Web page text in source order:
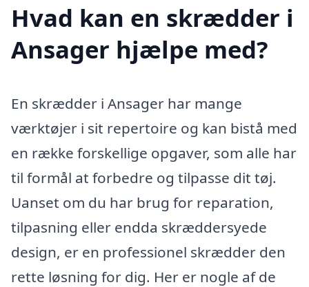
Hvad kan en skrædder i
Ansager hjælpe med?
En skrædder i Ansager har mange
værktøjer i sit repertoire og kan bistå med
en række forskellige opgaver, som alle har
til formål at forbedre og tilpasse dit tøj.
Uanset om du har brug for reparation,
tilpasning eller endda skræddersyede
design, er en professionel skrædder den
rette løsning for dig. Her er nogle af de